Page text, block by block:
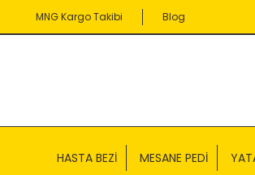
MNG Kargo Takibi Blog
HASTA BEZİ MESANE PEDİ